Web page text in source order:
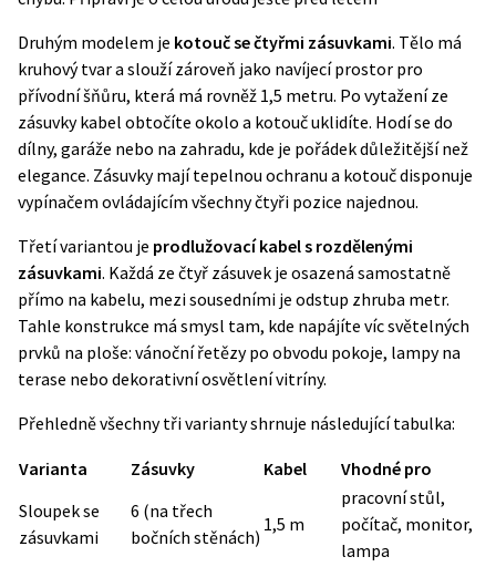
Druhým modelem je kotouč se čtyřmi zásuvkami. Tělo má
kruhový tvar a slouží zároveň jako navíjecí prostor pro
přívodní šňůru, která má rovněž 1,5 metru. Po vytažení ze
zásuvky kabel obtočíte okolo a kotouč uklidíte. Hodí se do
dílny, garáže nebo na zahradu, kde je pořádek důležitější než
elegance. Zásuvky mají tepelnou ochranu a kotouč disponuje
vypínačem ovládajícím všechny čtyři pozice najednou.
Třetí variantou je prodlužovací kabel s rozdělenými
zásuvkami. Každá ze čtyř zásuvek je osazená samostatně
přímo na kabelu, mezi sousedními je odstup zhruba metr.
Tahle konstrukce má smysl tam, kde napájíte víc světelných
prvků na ploše: vánoční řetězy po obvodu pokoje, lampy na
terase nebo dekorativní osvětlení vitríny.
Přehledně všechny tři varianty shrnuje následující tabulka:
Varianta Zásuvky Kabel
Vhodné pro
Sloupek se
zásuvkami
6 (na třech
bočních stěnách)
1,5 m
pracovní stůl,
počítač, monitor,
lampa